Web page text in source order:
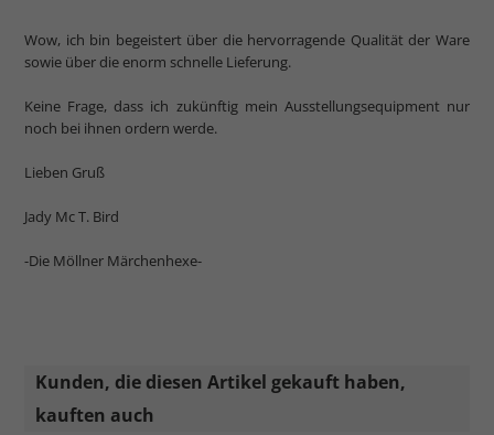
Wow, ich bin begeistert über die hervorragende Qualität der Ware
sowie über die enorm schnelle Lieferung.
Keine Frage, dass ich zukünftig mein Ausstellungsequipment nur
noch bei ihnen ordern werde.
Lieben Gruß
Jady Mc T. Bird
-Die Möllner Märchenhexe-
Kunden, die diesen Artikel gekauft haben,
kauften auch